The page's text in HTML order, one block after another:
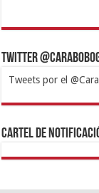
Twitter
Tweets por el
1xbetBetturkey
https://
Cartel de